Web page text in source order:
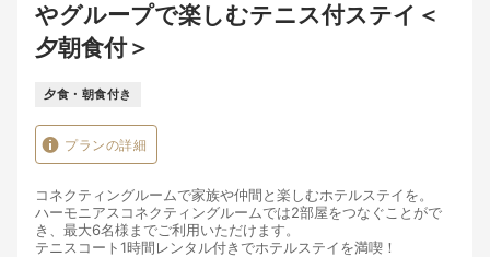
やグループで楽しむテニス付ステイ＜
夕朝食付＞
夕食・朝食付き
プランの詳細
コネクティングルームで家族や仲間と楽しむホテルステイを。
ハーモニアスコネクティングルームでは2部屋をつなぐことがで
き、最大6名様までご利用いただけます。
テニスコート1時間レンタル付きでホテルステイを満喫！